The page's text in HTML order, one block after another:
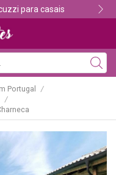
para casais
Portugal /
/